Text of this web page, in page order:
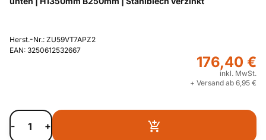
Herst.-Nr.: ZU59VT7APZ2
EAN: 3250612532667
176,40 €
inkl. MwSt.
+ Versand ab 6,95 €
- +